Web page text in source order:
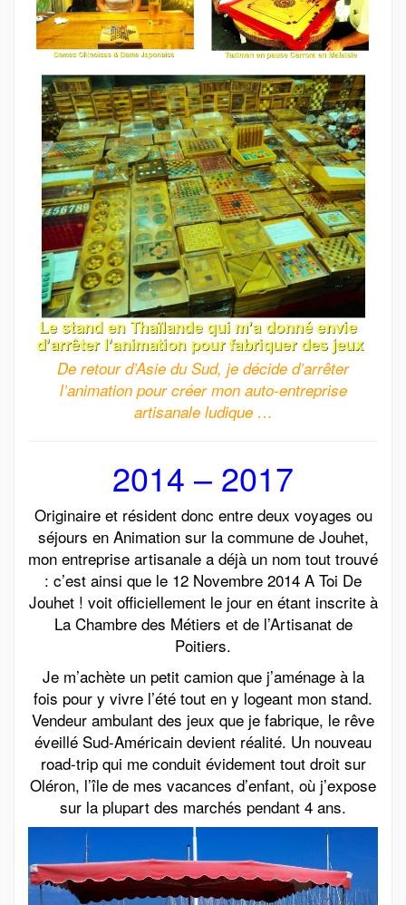
De retour d’Asie du Sud, je décide d’arrêter
l’animation pour créer mon auto-entreprise
artisanale ludique …
2014 – 2017
Originaire et résident donc entre deux voyages ou
séjours en Animation sur la commune de Jouhet,
mon entreprise artisanale a déjà un nom tout trouvé
: c’est ainsi que le 12 Novembre 2014 A Toi De
Jouhet ! voit officiellement le jour en étant inscrite à
La Chambre des Métiers et de l’Artisanat de
Poitiers.
Je m’achète un petit camion que j’aménage à la
fois pour y vivre l’été tout en y logeant mon stand.
Vendeur ambulant des jeux que je fabrique, le rêve
éveillé Sud-Américain devient réalité. Un nouveau
road-trip qui me conduit évidement tout droit sur
Oléron, l’île de mes vacances d’enfant, où j’expose
sur la plupart des marchés pendant 4 ans.